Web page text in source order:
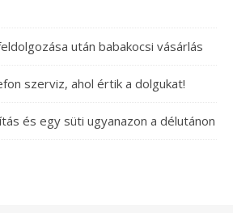
után babakocsi vásárlás
szerviz, ahol értik a dolgukat!
és egy süti ugyanazon a délutánon